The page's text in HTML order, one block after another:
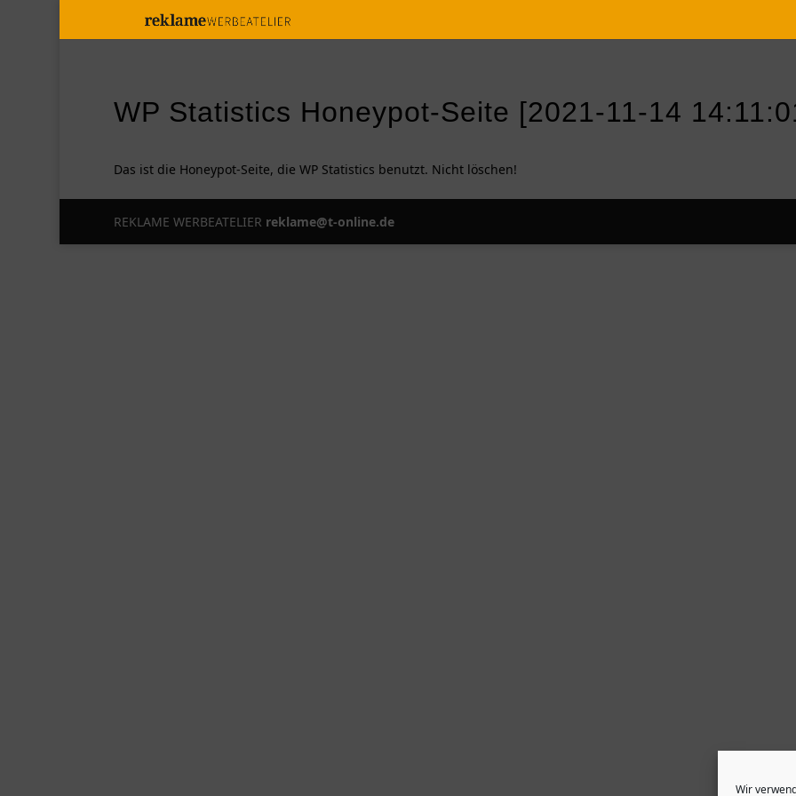
Wir
WP Statistics Honeypot-Seite [2021-11-14
Das ist die Honeypot-Seite, die WP Statistics benutzt. Nicht löschen!
REKLAME WERBEATELIER reklame@t-online.de